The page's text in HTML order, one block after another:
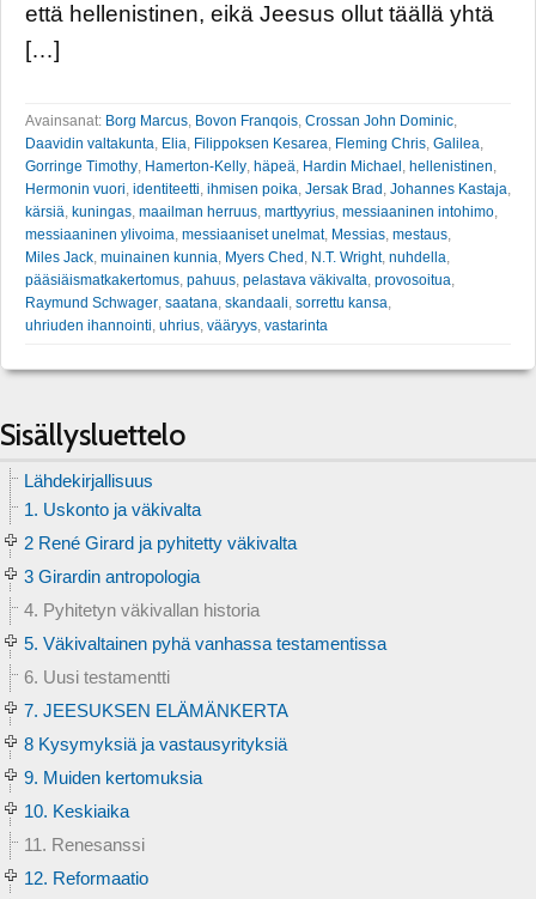
että hellenistinen, eikä Jeesus ollut täällä yhtä
[…]
Avainsanat: Borg Marcus Bovon Franqois Crossan John Dominic
Daavidin valtakunta Elia Filippoksen Kesarea Fleming Chris Galilea
Gorringe Timothy Hamerton-Kelly häpeä Hardin Michael hellenistinen
Hermonin vuori identiteetti ihmisen poika Jersak Brad Johannes Kastaja
kärsiä kuningas maailman herruus marttyyrius messiaaninen intohimo
messiaaninen ylivoima messiaaniset unelmat, Messias mestaus
Miles Jack muinainen kunnia Myers Ched N.T. Wright, nuhdella
pääsiäismatkakertomus pahuus pelastava väkivalta provosoitua
Raymund Schwager saatana skandaali sorrettu kansa
uhriuden ihannointi uhrius vääryys vastarinta
Sisällysluettelo
Lähdekirjallisuus
1. Uskonto ja väkivalta
2 René Girard ja pyhitetty väkivalta
3 Girardin antropologia
4. Pyhitetyn väkivallan historia
5. Väkivaltainen pyhä vanhassa testamentissa
6. Uusi testamentti
7. JEESUKSEN ELÄMÄNKERTA
8 Kysymyksiä ja vastausyrityksiä
9. Muiden kertomuksia
10. Keskiaika
11. Renesanssi
12. Reformaatio